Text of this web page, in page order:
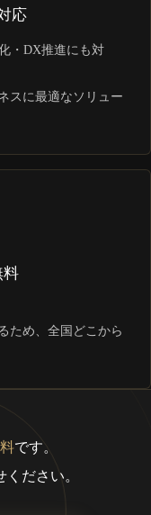
応
・DX推進にも対
スに最適なソリュー
料
ため、全国どこから
です。
ださい。